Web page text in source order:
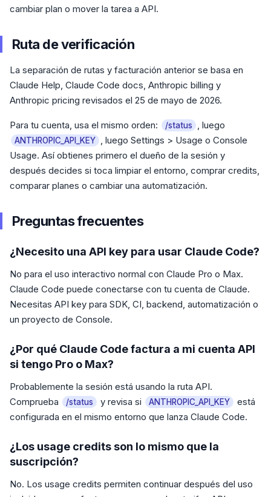
cambiar plan o mover la tarea a API.
Ruta de verificación
La separación de rutas y facturación anterior se basa en
Claude Help, Claude Code docs, Anthropic billing y
Anthropic pricing revisados el 25 de mayo de 2026.
Para tu cuenta, usa el mismo orden: /status , luego
ANTHROPIC_API_KEY , luego Settings > Usage o Console
Usage. Así obtienes primero el dueño de la sesión y
después decides si toca limpiar el entorno, comprar credits,
comparar planes o cambiar una automatización.
Preguntas frecuentes
¿Necesito una API key para usar Claude Code?
No para el uso interactivo normal con Claude Pro o Max.
Claude Code puede conectarse con tu cuenta de Claude.
Necesitas API key para SDK, CI, backend, automatización o
un proyecto de Console.
¿Por qué Claude Code factura a mi cuenta API
si tengo Pro o Max?
Probablemente la sesión está usando la ruta API.
Comprueba
/status y revisa si ANTHROPIC_API_KEY
está
configurada en el mismo entorno que lanza Claude Code.
¿Los usage credits son lo mismo que la
suscripción?
No. Los usage credits permiten continuar después del uso